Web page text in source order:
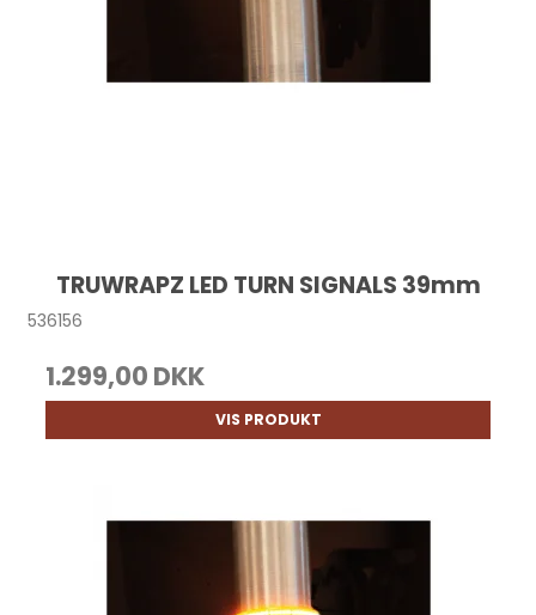
TRUWRAPZ LED TURN SIGNALS 39mm
536156
1.299,00 DKK
VIS PRODUKT